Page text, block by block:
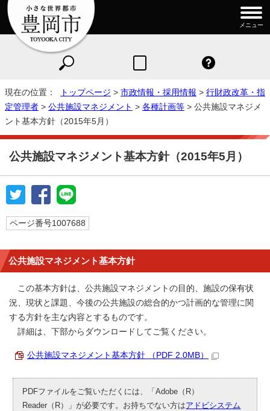
メニュー
現在の位置： トップページ > 市政情報・採用情報 > 行財政改革・指
定管理者 > 公共施設マネジメント > 各種計画等 > 公共施設マネジメ
ント基本方針（2015年5月）
公共施設マネジメント基本方針（2015年5月）
ページ番号1007688
公共施設マネジメント基本方針
この基本方針は、公共施設マネジメントの目的、施設の保有状
況、現状と課題、今後の公共施設の総合的かつ計画的な管理に関
する方針を主な内容とするものです。
詳細は、下部からダウンロードしてご覧ください。
公共施設マネジメント基本方針 （PDF 2.0MB）
PDFファイルをご覧いただくには、「Adobe（R）
Reader（R）」が必要です。お持ちでない方はアドビシステム